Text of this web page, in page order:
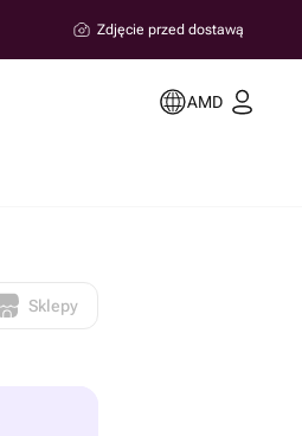
Zdjęcie przed dostawą
AMD
Sklepy